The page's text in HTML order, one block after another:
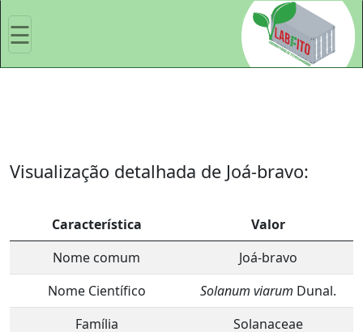
Fazer
Início
de
plantas
daninhas
☰
Visualização detalhada de Joá-bravo:
Característica
Valor
Nome comum
Joá-bravo
Nome Científico
Solanum viarum Dunal.
Família
Solanaceae